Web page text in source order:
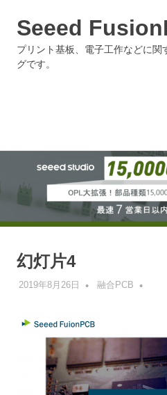
content
Seeed
プリント基板、電子工作などに関
グです。
幻灯片4
2019年8月26日 融合PCB